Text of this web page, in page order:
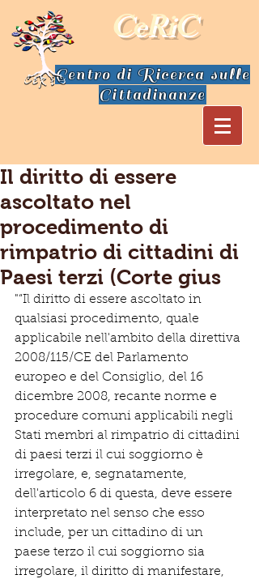
CeRiC
Centro di Ricerca sulle
Cittadinanze
Il diritto di essere
ascoltato nel
procedimento di
rimpatrio di cittadini di
Paesi terzi (Corte gius
"“Il diritto di essere ascoltato in
qualsiasi procedimento, quale
applicabile nell'ambito della direttiva
2008/115/CE del Parlamento
europeo e del Consiglio, del 16
dicembre 2008, recante norme e
procedure comuni applicabili negli
Stati membri al rimpatrio di cittadini
di paesi terzi il cui soggiorno è
irregolare, e, segnatamente,
dell'articolo 6 di questa, deve essere
interpretato nel senso che esso
include, per un cittadino di un
paese terzo il cui soggiorno sia
irregolare, il diritto di manifestare,